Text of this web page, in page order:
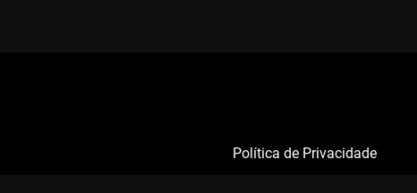
Política de Privacidade